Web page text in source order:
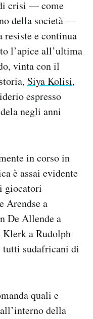
crisi — come
della società —
resiste e continua
l’apice all’ultima
vinta con il
Siya Kolisi,
espresso
negli anni
in corso in
è assai evidente
giocatori
Arendse a
De Allende a
a Rudolph
tutti sudafricani di
quali e
della